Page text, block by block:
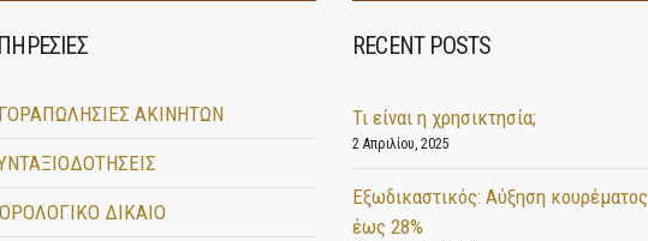
ΑΚΙΝΗΤΩΝ
ΔΙΚΑΙΟ
RECENT POSTS
Τι είναι η χρησικτησία;
2 Απριλίου, 2025
Εξωδικαστικός: Αύξηση κουρέματος
έως 28%